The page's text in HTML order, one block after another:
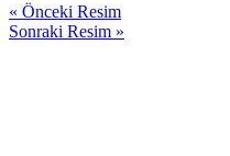
« Önceki Resim
Sonraki Resim »